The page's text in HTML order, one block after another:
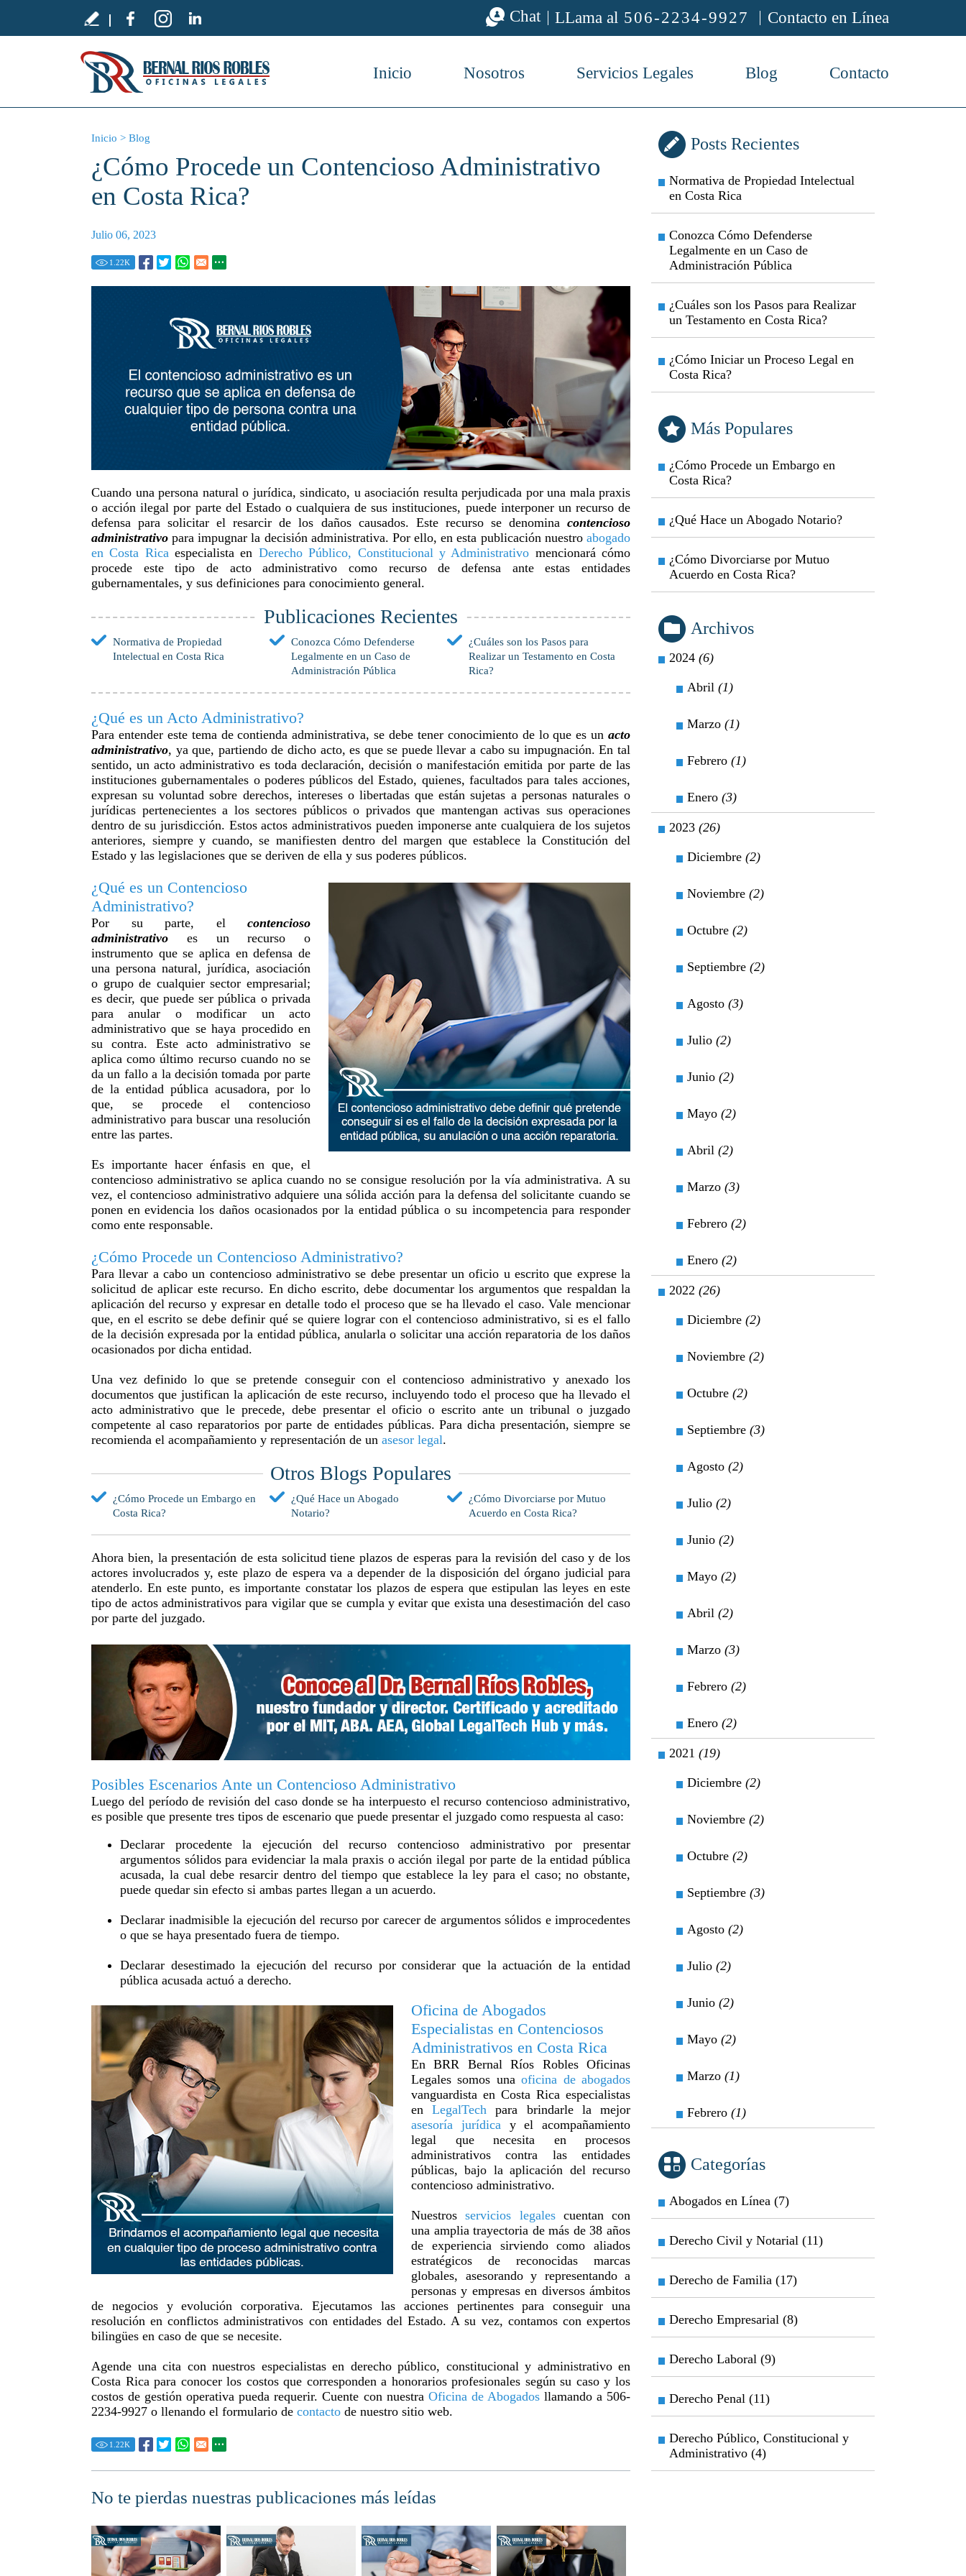
Contacto en Línea
506-2234-9927
LLama al
Chat
Inicio Nosotros Servicios Legales Blog Contacto
Inicio > Blog
¿Cómo Procede un Contencioso Administrativo
en Costa Rica?
Julio 06, 2023
1.22K
Cuando una persona natural o jurídica, sindicato, u asociación resulta perjudicada por una mala praxis
o acción ilegal por parte del Estado o cualquiera de sus instituciones, puede interponer un recurso de
defensa para solicitar el resarcir de los daños causados. Este recurso se denomina contencioso
administrativo para impugnar la decisión administrativa. Por ello, en esta publicación nuestro abogado
en Costa Ricaespecialista en Derecho Público, Constitucional y Administrativo mencionará cómo
procede este tipo de acto administrativo como recurso de defensa ante estas entidades
gubernamentales, y sus definiciones para conocimiento general.
Publicaciones Recientes
Normativa de Propiedad
Intelectual en Costa Rica
Conozca Cómo Defenderse
Legalmente en un Caso de
Administración Pública
¿Cuáles son los Pasos para
Realizar un Testamento en Costa
Rica?
¿Qué es un Acto Administrativo?
Para entender este tema de contienda administrativa, se debe tener conocimiento de lo que es un acto
administrativo, ya que, partiendo de dicho acto, es que se puede llevar a cabo su impugnación. En tal
sentido, un acto administrativo es toda declaración, decisión o manifestación emitida por parte de las
instituciones gubernamentales o poderes públicos del Estado, quienes, facultados para tales acciones,
expresan su voluntad sobre derechos, intereses o libertadas que están sujetas a personas naturales o
jurídicas pertenecientes a los sectores públicos o privados que mantengan activas sus operaciones
dentro de su jurisdicción. Estos actos administrativos pueden imponerse ante cualquiera de los sujetos
anteriores, siempre y cuando, se manifiesten dentro del margen que establece la Constitución del
Estado y las legislaciones que se deriven de ella y sus poderes públicos.
¿Qué es un Contencioso
Administrativo?
Por su parte, el contencioso
administrativo es un recurso o
instrumento que se aplica en defensa de
una persona natural, jurídica, asociación
o grupo de cualquier sector empresarial;
es decir, que puede ser pública o privada
para anular o modificar un acto
administrativo que se haya procedido en
su contra. Este acto administrativo se
aplica como último recurso cuando no se
da un fallo a la decisión tomada por parte
de la entidad pública acusadora, por lo
que, se procede el contencioso
administrativo para buscar una resolución
entre las partes.
Es importante hacer énfasis en que, el
contencioso administrativo se aplica cuando no se consigue resolución por la vía administrativa. A su
vez, el contencioso administrativo adquiere una sólida acción para la defensa del solicitante cuando se
ponen en evidencia los daños ocasionados por la entidad pública o su incompetencia para responder
como ente responsable.
¿Cómo Procede un Contencioso Administrativo?
Para llevar a cabo un contencioso administrativo se debe presentar un oficio u escrito que exprese la
solicitud de aplicar este recurso. En dicho escrito, debe documentar los argumentos que respaldan la
aplicación del recurso y expresar en detalle todo el proceso que se ha llevado el caso. Vale mencionar
que, en el escrito se debe definir qué se quiere lograr con el contencioso administrativo, si es el fallo
de la decisión expresada por la entidad pública, anularla o solicitar una acción reparatoria de los daños
ocasionados por dicha entidad.
Una vez definido lo que se pretende conseguir con el contencioso administrativo y anexado los
documentos que justifican la aplicación de este recurso, incluyendo todo el proceso que ha llevado el
acto administrativo que le precede, debe presentar el oficio o escrito ante un tribunal o juzgado
competente al caso reparatorios por parte de entidades públicas. Para dicha presentación, siempre se
recomienda el acompañamiento y representación de un asesor legal.
Otros Blogs Populares
¿Cómo Procede un Embargo en
Costa Rica?
¿Qué Hace un Abogado
Notario?
¿Cómo Divorciarse por Mutuo
Acuerdo en Costa Rica?
Ahora bien, la presentación de esta solicitud tiene plazos de esperas para la revisión del caso y de los
actores involucrados y, este plazo de espera va a depender de la disposición del órgano judicial para
atenderlo. En este punto, es importante constatar los plazos de espera que estipulan las leyes en este
tipo de actos administrativos para vigilar que se cumpla y evitar que exista una desestimación del caso
por parte del juzgado.
Posibles Escenarios Ante un Contencioso Administrativo
Luego del período de revisión del caso donde se ha interpuesto el recurso contencioso administrativo,
es posible que presente tres tipos de escenario que puede presentar el juzgado como respuesta al caso:
Declarar procedente la ejecución del recurso contencioso administrativo por presentar
argumentos sólidos para evidenciar la mala praxis o acción ilegal por parte de la entidad pública
acusada, la cual debe resarcir dentro del tiempo que establece la ley para el caso; no obstante,
puede quedar sin efecto si ambas partes llegan a un acuerdo.
Declarar inadmisible la ejecución del recurso por carecer de argumentos sólidos e improcedentes
o que se haya presentado fuera de tiempo.
Declarar desestimado la ejecución del recurso por considerar que la actuación de la entidad
pública acusada actuó a derecho.
Oficina de Abogados
Especialistas en Contenciosos
Administrativos en Costa Rica
En BRR Bernal Ríos Robles Oficinas
Legales somos unaoficina de abogados
vanguardista en Costa Rica especialistas
enLegalTech para brindarle la mejor
asesoría jurídica y el acompañamiento
legal que necesita en procesos
administrativos contra las entidades
públicas, bajo la aplicación del recurso
contencioso administrativo.
Nuestrosservicios legalescuentan con
una amplia trayectoria de más de 38 años
de experiencia sirviendo como aliados
estratégicos de reconocidas marcas
globales, asesorando y representando a
personas y empresas en diversos ámbitos
de negocios y evolución corporativa. Ejecutamos las acciones pertinentes para conseguir una
resolución en conflictos administrativos con entidades del Estado. A su vez, contamos con expertos
bilingües en caso de que se necesite.
Agende una cita con nuestros especialistas en derecho público, constitucional y administrativo en
Costa Rica para conocer los costos que corresponden a honorarios profesionales según su caso y los
costos de gestión operativa pueda requerir. Cuente con nuestra Oficina de Abogadosllamando a 506-
2234-9927 o llenando el formulario de contacto de nuestro sitio web.
1.22K
No te pierdas nuestras publicaciones más leídas
Posts Recientes
Normativa de Propiedad Intelectual
en Costa Rica
Conozca Cómo Defenderse
Legalmente en un Caso de
Administración Pública
¿Cuáles son los Pasos para Realizar
un Testamento en Costa Rica?
¿Cómo Iniciar un Proceso Legal en
Costa Rica?
Más Populares
¿Cómo Procede un Embargo en
Costa Rica?
¿Qué Hace un Abogado Notario?
¿Cómo Divorciarse por Mutuo
Acuerdo en Costa Rica?
Archivos
2024 (6)
Abril (1)
Marzo (1)
Febrero (1)
Enero (3)
2023 (26)
Diciembre (2)
Noviembre (2)
Octubre (2)
Septiembre (2)
Agosto (3)
Julio (2)
Junio (2)
Mayo (2)
Abril (2)
Marzo (3)
Febrero (2)
Enero (2)
2022 (26)
Diciembre (2)
Noviembre (2)
Octubre (2)
Septiembre (3)
Agosto (2)
Julio (2)
Junio (2)
Mayo (2)
Abril (2)
Marzo (3)
Febrero (2)
Enero (2)
2021 (19)
Diciembre (2)
Noviembre (2)
Octubre (2)
Septiembre (3)
Agosto (2)
Julio (2)
Junio (2)
Mayo (2)
Marzo (1)
Febrero (1)
Categorías
Abogados en Línea (7)
Derecho Civil y Notarial (11)
Derecho de Familia (17)
Derecho Empresarial (8)
Derecho Laboral (9)
Derecho Penal (11)
Derecho Público, Constitucional y
Administrativo (4)